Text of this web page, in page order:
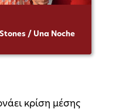
/ Una Noche
κρίση μέσης